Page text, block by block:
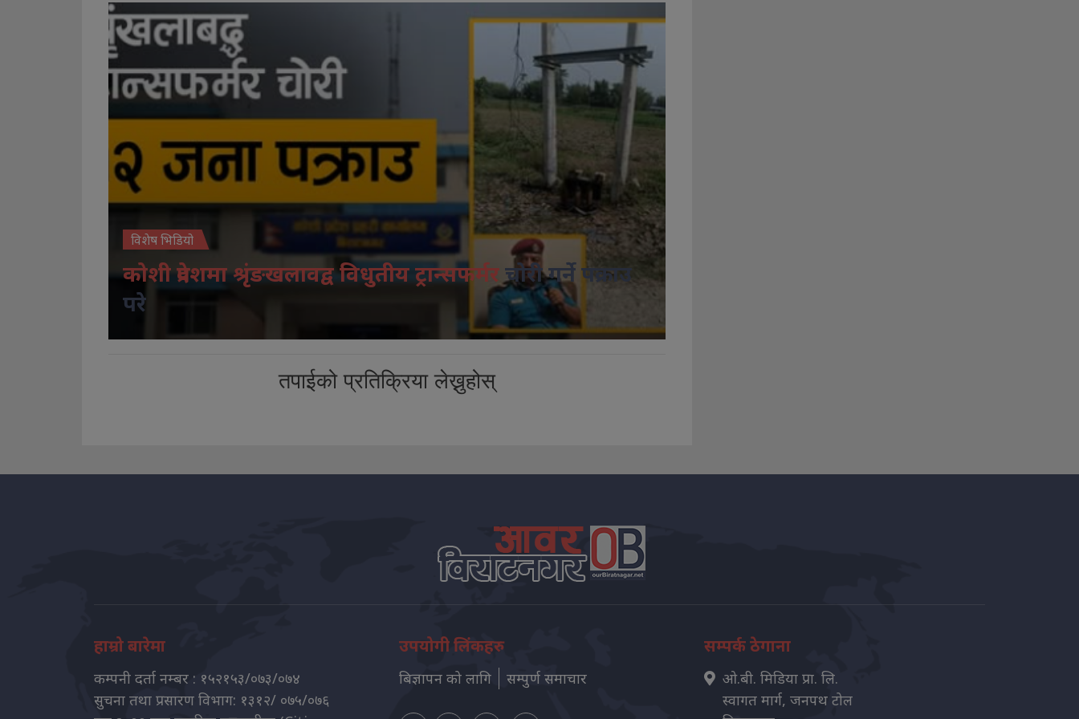
विशेष भिडियो
कोशी प्रदेशमा श्रृंङखलावद्व विधुतीय ट्रान्सफर्मरचोरी गर्ने पक्राउ
परे
तपाईको प्रतिक्रिया लेख्नुहोस्
हाम्रो बारेमा
कम्पनी दर्ता नम्बर : १५२१५३/०७३/०७४
सुचना तथा प्रसारण विभाग: १३१२/ ०७५/०७६
उपयोगी लिंकहरु
बिज्ञापन को लागि सम्पुर्ण समाचार
सम्पर्क ठेगाना
ओ.बी. मिडिया प्रा. लि.
स्वागत मार्ग, जनपथ टोल